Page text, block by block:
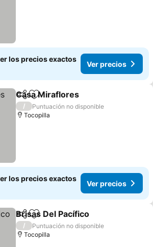
los precios exactos
Ver precios
CompartirAgregar a favoritos
Casa Miraflores
/
Puntuación no disponible
Tocopilla
los precios exactos
Ver precios
CompartirAgregar a favoritos
Brisas Del Pacífico
/
Puntuación no disponible
Tocopilla